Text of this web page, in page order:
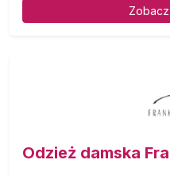
Odzież damska